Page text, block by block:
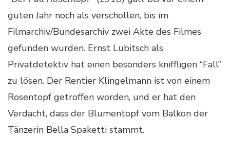
guten Jahr noch als verschollen, bis im
Filmarchiv/Bundesarchiv zwei Akte des Filmes
gefunden wurden. Ernst Lubitsch als
Privatdetektiv hat einen besonders kniffligen “Fall”
zu lösen. Der Rentier Klingelmann ist von einem
Rosentopf getroffen worden, und er hat den
Verdacht, dass der Blumentopf vom Balkon der
Tänzerin Bella Spaketti stammt.